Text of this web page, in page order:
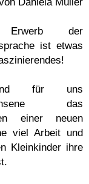
der
ist etwas
für uns
das
einer neuen
viel Arbeit und
Kleinkinder ihre